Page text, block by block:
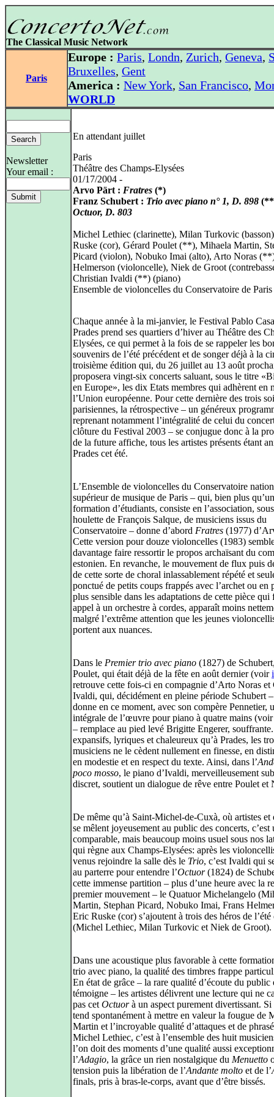
The Classical Music Network
Paris
Europe : Paris, Londn, Zurich, Geneva,
Bruxelles, Gent
America : New York, San Francisco,
WORLD
Newsletter
Your email :
En attendant juillet
Paris
Théâtre des Champs-Elysées
01/17/2004 -
Arvo Pärt : Fratres (*)
Franz Schubert : Trio avec piano n° 1, D. 898
Octuor, D. 803
Michel Lethiec (clarinette), Milan Turkovic
Ruske (cor), Gérard Poulet (**), Mihaela Martin,
Picard (violon), Nobuko Imai (alto), Arto Noras
Helmerson (violoncelle), Niek de Groot
Christian Ivaldi (**) (piano)
Ensemble de violoncelles du Conservatoire de
Chaque année à la mi-janvier, le Festival Pablo
Prades prend ses quartiers d’hiver au Théâtre des
Elysées, ce qui permet à la fois de se rappeler les
souvenirs de l’été précédent et de songer déjà à la
troisième édition qui, du 26 juillet au 13 août
proposera vingt-six concerts saluant, sous le titre
en Europe», les dix Etats membres qui adhèrent en
l’Union européenne. Pour cette dernière des trois
parisiennes, la rétrospective – un généreux
reprenant notamment l’intégralité de celui du
clôture du Festival 2003 – se conjugue donc à la
de la future affiche, tous les artistes présents étant
Prades cet été.
L’Ensemble de violoncelles du Conservatoire
supérieur de musique de Paris – qui, bien plus
formation d’étudiants, consiste en l’association,
houlette de François Salque, de musiciens issus du
Conservatoire – donne d’abord Fratres (1977)
Cette version pour douze violoncelles (1983)
davantage faire ressortir le propos archaïsant du
estonien. En revanche, le mouvement de flux puis
de cette sorte de choral inlassablement répété et
ponctué de petits coups frappés avec l’archet ou en
plus sensible dans les adaptations de cette pièce qui
appel à un orchestre à cordes, apparaît moins
malgré l’extrême attention que les jeunes
portent aux nuances.
Dans le Premier trio avec piano (1827) de
Poulet, qui était déjà de la fête en août dernier (voir
retrouve cette fois-ci en compagnie d’Arto Noras et
Ivaldi, qui, décidément en pleine période Schubert
donne en ce moment, avec son compère Pennetier,
intégrale de l’œuvre pour piano à quatre mains
– remplace au pied levé Brigitte Engerer,
expansifs, lyriques et chaleureux qu’à Prades, les
musiciens ne le cèdent nullement en finesse, en
en modestie et en respect du texte. Ainsi, dans l’
poco mosso, le piano d’Ivaldi, merveilleusement
discret, soutient un dialogue de rêve entre Poulet et
De même qu’à Saint-Michel-de-Cuxà, où artistes et
se mêlent joyeusement au public des concerts, c’est
comparable, mais beaucoup moins usuel sous nos
qui règne aux Champs-Elysées: après les
venus rejoindre la salle dès le Trio, c’est Ivaldi qui
au parterre pour entendre l’Octuor(1824) de
cette immense partition – plus d’une heure avec la
premier mouvement – le Quatuor Michelangelo
Martin, Stephan Picard, Nobuko Imai, Frans
Eric Ruske (cor) s’ajoutent à trois des héros de l’été
(Michel Lethiec, Milan Turkovic et Niek de Groot).
Dans une acoustique plus favorable à cette
trio avec piano, la qualité des timbres frappe
En état de grâce – la rare qualité d’écoute du public
témoigne – les artistes délivrent une lecture qui ne
pas cet Octuorà un aspect purement divertissant. Si
tend spontanément à mettre en valeur la fougue de
Martin et l’incroyable qualité d’attaques et de
Michel Lethiec, c’est à l’ensemble des huit
l’on doit des moments d’une qualité aussi
l’Adagio, la grâce un rien nostalgique du Menuetto
tension puis la libération de l’Andante molto et de l’
finals, pris à bras-le-corps, avant que d’être bissés.